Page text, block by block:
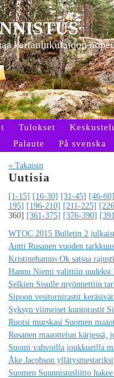
kartanlukutaidon
Tulokset
Palaute På svenska
« Takaisin
Uutisia
[1-15] [16-30] [31-45] [46-60]
195] [196-210] [211-225]
360] [361-375] [376-390]
WTOC 2015 Bulletin 2
Antti Rusanen vuoden
Kristinehamns Ok satsaa
Hannu Niemi valittiin
Selkien Sisulle myönnettiin
Sipoon vesitornirastit
Syksyn viimeiset kuntorastit
Ruotsi murskasi Suomen
Rusanen maaottelun
Suomi vahvoilla joukkueilla
Åke Jacobson yllätysmestariksi
Suomen Suunnistusliitto